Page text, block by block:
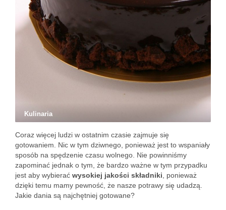
Kulinaria
Coraz więcej ludzi w ostatnim czasie zajmuje się
gotowaniem. Nic w tym dziwnego, ponieważ jest to wspaniały
sposób na spędzenie czasu wolnego. Nie powinniśmy
zapominać jednak o tym, że bardzo ważne w tym przypadku
jest aby wybierać wysokiej jakości składniki , ponieważ
dzięki temu mamy pewność, że nasze potrawy się udadzą.
Jakie dania są najchętniej gotowane?